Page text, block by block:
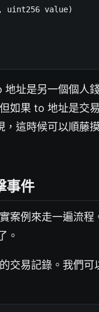
uint256 value)
址是另一個個人
如果 to 地址是交
這時候可以順藤
事件
案例來走一遍流
。
交易記錄。我們